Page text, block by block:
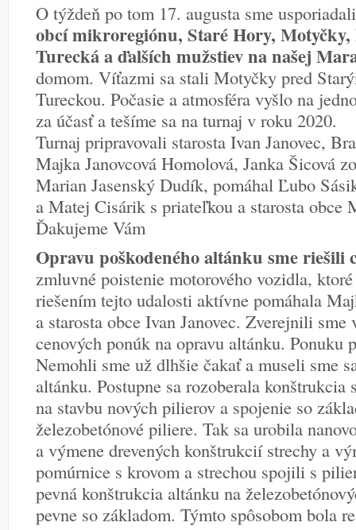
O týždeň po tom 17. augusta sme
obcí mikroregiónu, Staré Hory,
Turecká a ďalších mužstiev na našej
domom. Víťazmi sa stali Motyčky pred
Tureckou. Počasie a atmosféra vyšlo na
za účasť a tešíme sa na turnaj v roku 2020.
Turnaj pripravovali starosta Ivan Janovec,
Majka Janovcová Homolová, Janka Šicová
Marian Jasenský Dudík, pomáhal Ľubo
a Matej Cisárik s priateľkou a starosta obce
Ďakujeme Vám
Opravu poškodeného altánku sme riešili
zmluvné poistenie motorového vozidla,
riešením tejto udalosti aktívne pomáhala
a starosta obce Ivan Janovec. Zverejnili
cenových ponúk na opravu altánku. Ponuku
Nemohli sme už dlhšie čakať a museli sme
altánku. Postupne sa rozoberala konštrukcia
na stavbu nových pilierov a spojenie so
železobetónové piliere. Tak sa urobila
a výmene drevených konštrukcií strechy a
pomúrnice s krovom a strechou spojili s
pevná konštrukcia altánku na
pevne so základom. Týmto spôsobom bola